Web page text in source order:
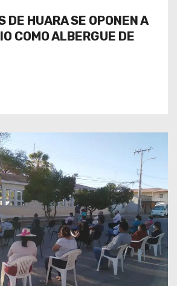
DE HUARA SE OPONEN A
COMO ALBERGUE DE